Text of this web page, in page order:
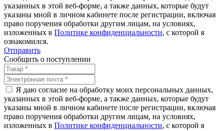
указанных в этой веб-форме, а также данных, которые будут
указаны мной в личном кабинете после регистрации, включая
право поручения обработки другим лицам, на условиях,
изложенных в Политике конфиденциальности, с которой я
ознакомился.
Отправить
Сообщить о поступлении
Я даю согласие на обработку моих персональных данных,
указанных в этой веб-форме, а также данных, которые будут
указаны мной в личном кабинете после регистрации, включая
право поручения обработки другим лицам, на условиях,
изложенных в Политике конфиденциальности, с которой я